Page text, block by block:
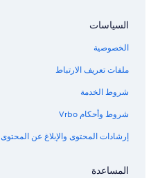
السياسات
الخصوصية
ملفات تعريف الارتباط
شروط الخدمة
شروط وأحكام Vrbo
إرشادات المحتوى والإبلاغ عن المحتوى
المساعدة